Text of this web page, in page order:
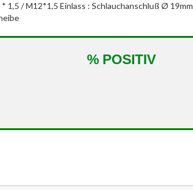
1,5 / M12*1,5 Einlass : Schlauchanschluß Ø 19mm
% POSITIV